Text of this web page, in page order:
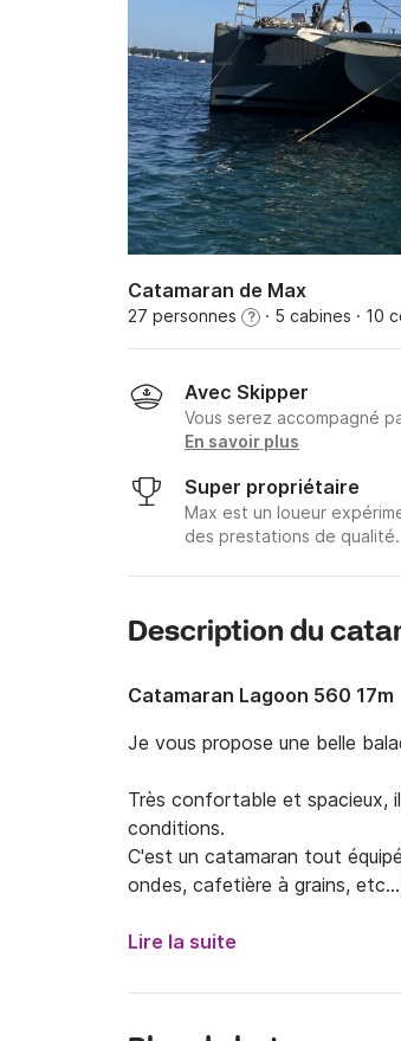
Catamaran de Max
27 personnes ? · 5 cabines · 10
Avec Skipper
Vous serez accompagné
En savoir plus
Super propriétaire
Max est un loueur
des prestations de qualité.
Description du
Catamaran Lagoon 560 17m
Je vous propose une belle
Très confortable et spacieux,
conditions.
C'est un catamaran tout
ondes, cafetière à grains,
Lire la suite